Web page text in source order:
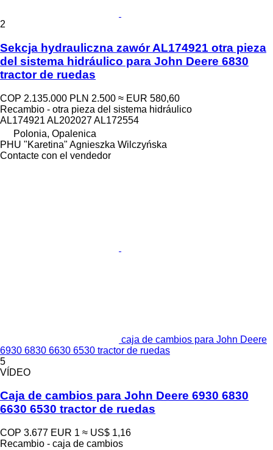
2
Sekcja hydrauliczna zawór AL174921 otra pieza
del sistema hidráulico para John Deere 6830
tractor de ruedas
COP 2.135.000 PLN 2.500 ≈ EUR 580,60
Recambio - otra pieza del sistema hidráulico
AL174921 AL202027 AL172554
Polonia, Opalenica
PHU "Karetina" Agnieszka Wilczyńska
Contacte con el vendedor
caja de cambios para John Deere
6930 6830 6630 6530 tractor de ruedas
5
VÍDEO
Caja de cambios para John Deere 6930 6830
6630 6530 tractor de ruedas
COP 3.677 EUR 1 ≈ US$ 1,16
Recambio - caja de cambios